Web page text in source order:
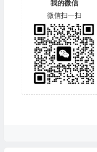
我的微信
微信扫一扫